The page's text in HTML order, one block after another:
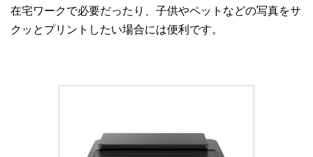
在宅ワークで必要だったり、子供やペットなどの写真をサ
クッとプリントしたい場合には便利です。